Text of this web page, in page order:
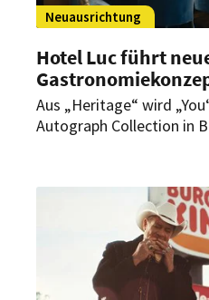
Neuausrichtung
Hotel Luc führt
Aus „Heritage“ wird
Autograph Collection in
sozialen Treffpunkt